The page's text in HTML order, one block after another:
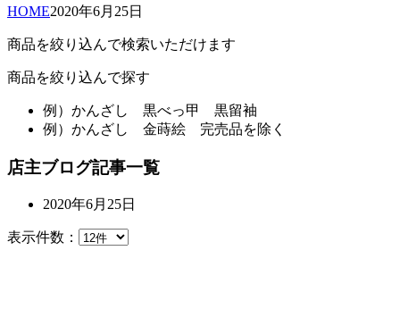
HOME2020年6月 25日
商品を絞り込んで検索いただけます
商品を絞り込んで探す
例） かんざし 黒べっ甲 黒留袖
例） かんざし 金蒔絵 完売品を除く
店主ブログ記事一覧
2020年6月25日
表示件数：